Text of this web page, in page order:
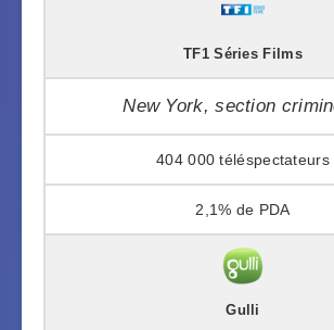
TF1 Séries Films
New York, section
404 000
2,1%
Gulli